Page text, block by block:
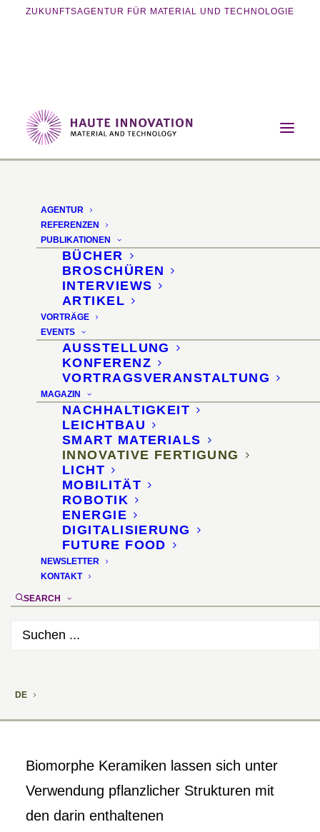
ZUKUNFTSAGENTUR FÜR MATERIAL UND TECHNOLOGIE
AGENTUR
REFERENZEN
PUBLIKATIONEN
BÜCHER
BROSCHÜREN
INTERVIEWS
ARTIKEL
VORTRÄGE
EVENTS
AUSSTELLUNG
KONFERENZ
VORTRAGSVERANSTALTUNG
MAGAZIN
NACHHALTIGKEIT
LEICHTBAU
SMART MATERIALS
INNOVATIVE FERTIGUNG
LICHT
MOBILITÄT
ROBOTIK
ENERGIE
DIGITALISIERUNG
FUTURE FOOD
NEWSLETTER
KONTAKT
SEARCH
DE
Home Magazin
Innovative Fertigung
Ceramic Woods – Biomorphe Keramik auf
Ceramic Woods
Biomorphe Keramik auf
Basis natürlicher
Holzstrukturen
Biomorphe Keramiken lassen sich unter
Verwendung pflanzlicher Strukturen mit
den darin enthaltenen